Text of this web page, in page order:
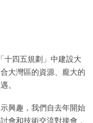
十四五規劃」中建設大
大灣區的資源、龐大的
。
興趣，我們自去年開始
會和技術交流對接會，